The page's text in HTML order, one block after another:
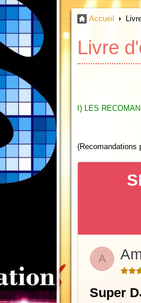
Accueil
Livre
I) LES
(Recomandations
A
Super